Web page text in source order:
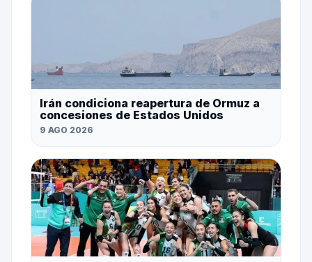
Irán condiciona reapertura de Ormuz a
concesiones de Estados Unidos
9 AGO 2026